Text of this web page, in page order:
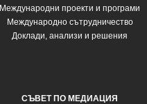
Международни проекти и програми
Международно сътрудничество
Доклади, анализи и решения
СЪВЕТ ПО МЕДИАЦИЯ